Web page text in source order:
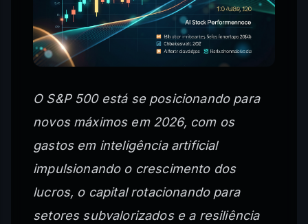
O S&P 500 está se posicionando para
novos máximos em 2026, com os
gastos em inteligência artificial
impulsionando o crescimento dos
lucros, o capital rotacionando para
setores subvalorizados e a resiliência